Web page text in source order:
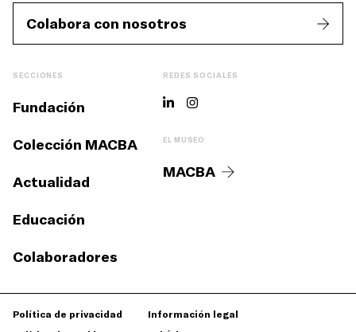
Colabora con nosotros
SECCIONES
Fundación
Colección MACBA
Actualidad
Educación
Colaboradores
REDES SOCIALES
EL MUSEO
MACBA
Política de privacidad
Información legal